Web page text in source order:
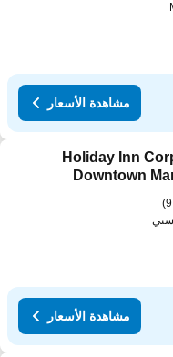
مشاهدة الأسعار
Add to
Holiday Inn
Downtown
مشاهدة الأسعار